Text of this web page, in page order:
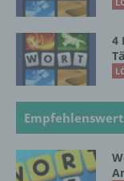
4
Empfehlenswert
und Mittel
Sind die